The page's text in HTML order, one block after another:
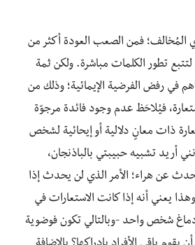
فمن الصعب العودة أكثر من
تطور الكلمات مباشرة. ولكن ثمة
في رفض الفرضية الإيمائية؛ وذلك من
فيُلاحَظ عدم وجود فائدة مرجوّة
ذات معانٍ دلالية أو إيحائية لشخص
أريد تشبيه حبيبتي بالباذنجان،
عن هراء؛ الأمر الذي لن يحدث إذا
يعني أنه إذا كانت الاستعارات في
شخص واحد -وبالتالي تكون فوضوية